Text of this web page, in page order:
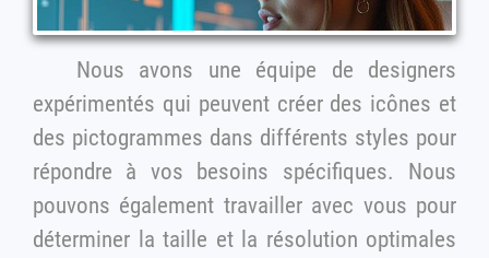
Nous avons une équipe de designers
expérimentés qui peuvent créer des icônes et
des pictogrammes dans différents styles pour
répondre à vos besoins spécifiques. Nous
pouvons également travailler avec vous pour
déterminer la taille et la résolution optimales